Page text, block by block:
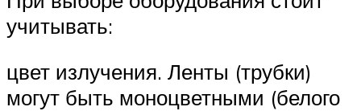
учитывать:
цвет излучения. Ленты (трубки)
могут быть моноцветными (белого